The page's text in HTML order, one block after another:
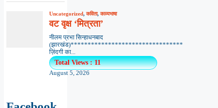
Uncategorized,कविता,काव्यभाषा
वट वृक्ष ‘मित्रता’
नीलम प्रभा सिन्हाधनबाद
(झारखंड)*********************************
ज़िंदगी का...
Total Views : 11
August 5, 2026